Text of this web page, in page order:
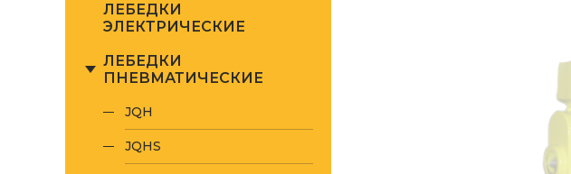
ЛЕБЕДКИ
ЭЛЕКТРИЧЕСКИЕ
ЛЕБЕДКИ
ПНЕВМАТИЧЕСКИЕ
JQH
JQHS